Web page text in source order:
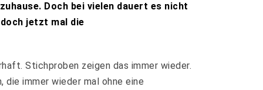
Doch bei vielen dauert es nicht
jetzt mal die
Stichproben zeigen das immer wieder.
immer wieder mal ohne eine